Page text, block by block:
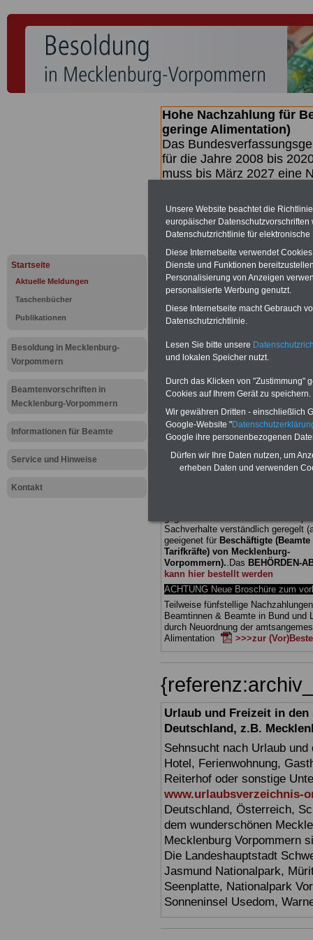
Startseite
Aktuelle Meldungen
Taschenbücher
Publikationen
Besoldung in Mecklenburg-
Vorpommern
Beamtenvorschriften in
Mecklenburg-Vorpommern
Informationen für Beamte
Service und Hinweise
Kontakt
Hohe Nachzahlung für
geringe Alimentation)
Das
für die Jahre 2008 bis
muss bis März 2027 eine
(Beamte &
geben (Medienberichten
mind.3.000 und 13.000
hierzu eine Broschüre
des Gesetzentwurfs der
(wahrscheinlich im
Broschüre.
Meldung
Betreuung
BEHÖRDEN-ABO
mit drei
25,00 Euro: Wissenswertes für
Sachverhalte verständlich geregelt
geeigenet für Beschäftigte
Tarifkräfte) von Mecklenburg-
Vorpommern).. Das BEHÖRDEN-
kann hier bestellt werden
ACHTUNG Neue Broschüre zum
Teilweise fünfstellige
Beamtinnen & Beamte in Bund und
durch Neuordnung der
Alimentation
>>>zur
Urlaub und Freizeit in
Deutschland, z.B.
Sehnsucht nach Urlaub
Hotel, Ferienwohnung,
Reiterhof oder sonstige
www.urlaubsverzeichnis-
Deutschland, Österreich,
dem wunderschönen
Mecklenburg Vorpommern
Die Landeshauptstadt
Jasmund Nationalpark,
Seenplatte, Nationalpark
Sonneninsel Usedom,
Unsere Website beachtet die
europäischer
Datenschutzrichtlinie für
Diese Internetseite verwendet
Dienste und Funktionen
Personalisierung von Anzeigen
personalisierte Werbung genutzt.
Diese Internetseite macht Gebrauch
Datenschutzrichtlinie.
Lesen Sie bitte unsere
und lokalen Speicher nutzt.
Durch das Klicken von "Zustimmung"
Cookies auf Ihrem Gerät zu speichern.
Wir gewähren Dritten - einschließlich
Google-Website "
Google ihre personenbezogenen
Dürfen wir Ihre Daten nutzen, um
erheben Daten und verwenden